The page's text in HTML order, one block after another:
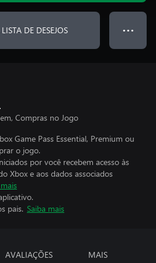
DE DESEJOS ● ● ●
Compras no Jogo
Game Pass Essential, Premium ou
o jogo.
por você recebem acesso às
Xbox e aos dados associados
pais. Saiba mais
AVALIAÇÕES MAIS